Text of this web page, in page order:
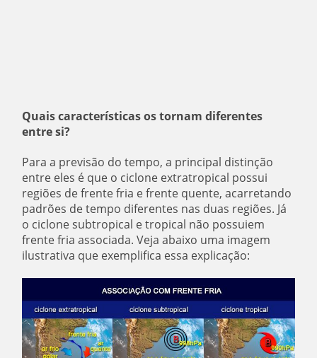
Quais características os tornam diferentes
entre si?
Para a previsão do tempo, a principal distinção
entre eles é que o ciclone extratropical possui
regiões de frente fria e frente quente, acarretando
padrões de tempo diferentes nas duas regiões. Já
o ciclone subtropical e tropical não possuiem
frente fria associada. Veja abaixo uma imagem
ilustrativa que exemplifica essa explicação: